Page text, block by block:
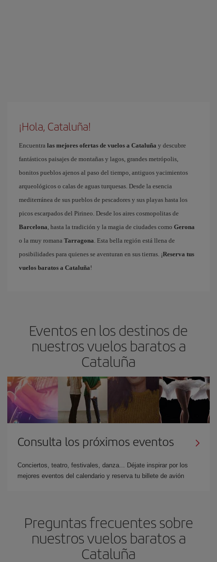
¡Hola, Cataluña!
Encuentra las mejores ofertas de vuelos a Cataluña y descubre
fantásticos paisajes de montañas y lagos, grandes metrópolis,
bonitos pueblos ajenos al paso del tiempo, antiguos yacimientos
arqueológicos o calas de aguas turquesas. Desde la esencia
mediterránea de sus pueblos de pescadores y sus playas hasta los
picos escarpados del Pirineo. Desde los aires cosmopolitas de
Barcelona , hasta la tradición y la magia de ciudades como Gerona
o la muy romana Tarragona . Esta bella región está llena de
posibilidades para quienes se aventuran en sus tierras. ¡Reserva tus
vuelos baratos a Cataluña!
Eventos en los destinos de
nuestros vuelos baratos a
Cataluña
Consulta los próximos eventos
Conciertos, teatro, festivales, danza... Déjate inspirar por los
mejores eventos del calendario y reserva tu billete de avión
Preguntas frecuentes sobre
nuestros vuelos baratos a
Cataluña